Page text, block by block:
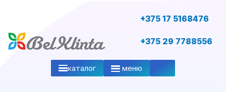
+375 17 5168476
+375 29 7788556
каталог меню